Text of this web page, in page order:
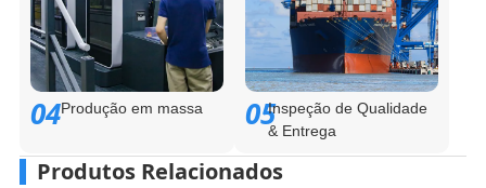
04Produção em massa 05Inspeção de Qualidade
& Entrega
Produtos Relacionados